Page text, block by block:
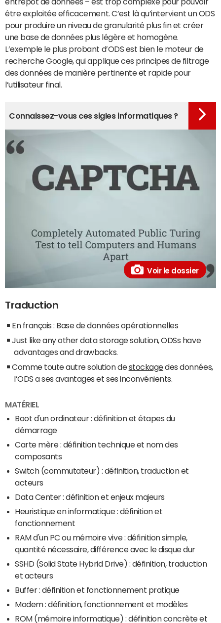
être exploitée efficacement. C’est là qu’intervient un ODS
pour produire un niveau de granularité plus fin et créer
une base de données plus légère et homogène.
L’exemple le plus probant d’ODS est bien le moteur de
recherche Google, qui applique ces principes de filtrage
des données de manière pertinente et rapide pour
l’utilisateur final.
Voir le dossier
Connaissez-vous ces sigles informatiques ?
Traduction
En français : Base de données opérationnelles
Just like any other data storage solution, ODSs have
advantages and drawbacks.
Comme toute autre solution destockagedes données,
l’ODS a ses avantages et ses inconvénients.
MATÉRIEL
Boot d'un ordinateur : définition et étapes du
démarrage
Carte mère : définition technique et nom des
composants
Switch (commutateur) : définition, traduction et
acteurs
Data Center : définition et enjeux majeurs
Heuristique en informatique : définition et
fonctionnement
RAM d'un PC ou mémoire vive : définition simple,
quantité nécessaire, différence avec le disque dur
SSHD (Solid State Hybrid Drive) : définition, traduction
et acteurs
Buffer : définition et fonctionnement pratique
Modem : définition, fonctionnement et modèles
ROM (mémoire informatique) : définition concrète et